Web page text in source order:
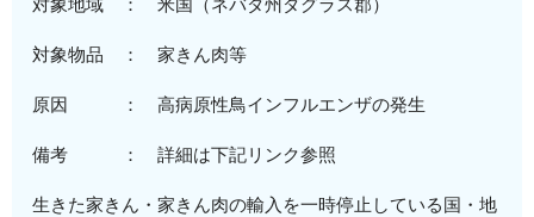
対象物品 ： 家きん肉等
原因 ： 高病原性鳥インフルエンザの発生
備考 ： 詳細は下記リンク参照
生きた家きん・家きん肉の輸入を一時停止している国・地